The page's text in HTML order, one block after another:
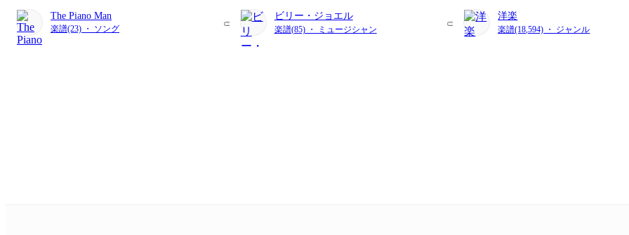
The Piano Man
楽譜(23) ・ ソング
ビリー・ジョエル
楽譜(85) ・ ミュージシャン
洋楽
楽譜(18,594) ・ ジャンル